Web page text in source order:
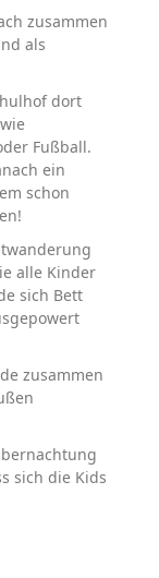
zusammen
als
dort
Fußball.
ein
schon
alle Kinder
sich Bett
zusammen
sich die Kids